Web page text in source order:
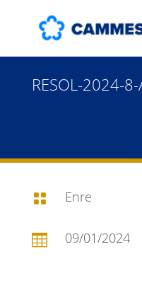
RESOL-2024-
 Enre
 09/01/2024